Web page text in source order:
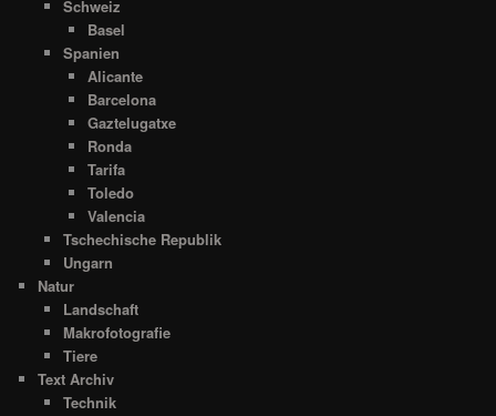
Schweiz
Basel
Spanien
Alicante
Barcelona
Gaztelugatxe
Ronda
Tarifa
Toledo
Valencia
Tschechische Republik
Ungarn
Natur
Landschaft
Makrofotografie
Tiere
Text Archiv
Technik